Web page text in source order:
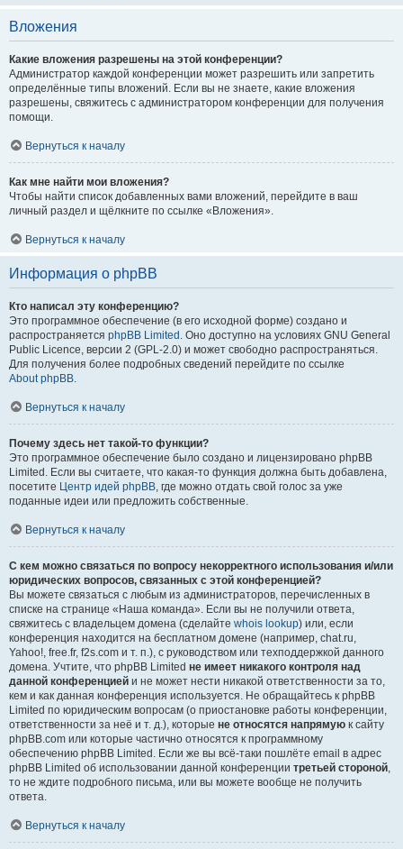
Вложения
Какие вложения разрешены на этой конференции?
Администратор каждой конференции может разрешить или запретить
определённые типы вложений. Если вы не знаете, какие вложения
разрешены, свяжитесь с администратором конференции для получения
помощи.
Вернуться к началу
Как мне найти мои вложения?
Чтобы найти список добавленных вами вложений, перейдите в ваш
личный раздел и щёлкните по ссылке «Вложения».
Вернуться к началу
Информация о phpBB
Кто написал эту конференцию?
Это программное обеспечение (в его исходной форме) создано и
распространяется phpBB Limited . Оно доступно на условиях GNU General
Public Licence, версии 2 (GPL-2.0) и может свободно распространяться.
Для получения более подробных сведений перейдите по ссылке
About phpBB.
Вернуться к началу
Почему здесь нет такой-то функции?
Это программное обеспечение было создано и лицензировано phpBB
Limited. Если вы считаете, что какая-то функция должна быть добавлена,
посетите Центр идей phpBB, где можно отдать свой голос за уже
поданные идеи или предложить собственные.
Вернуться к началу
С кем можно связаться по вопросу некорректного использования и/или
юридических вопросов, связанных с этой конференцией?
Вы можете связаться с любым из администраторов, перечисленных в
списке на странице «Наша команда». Если вы не получили ответа,
свяжитесь с владельцем домена (сделайте whois lookup) или, если
конференция находится на бесплатном домене (например, chat.ru,
Yahoo!, free.fr, f2s.com и т. п.), с руководством или техподдержкой данного
домена. Учтите, что phpBB Limited не имеет никакого контроля над
данной конференцией и не может нести никакой ответственности за то,
кем и как данная конференция используется. Не обращайтесь к phpBB
Limited по юридическим вопросам (о приостановке работы конференции,
ответственности за неё и т. д.), которые не относятся напрямую к сайту
phpBB.com или которые частично относятся к программному
обеспечению phpBB Limited. Если же вы всё-таки пошлёте email в адрес
phpBB Limited об использовании данной конференции третьей стороной,
то не ждите подробного письма, или вы можете вообще не получить
ответа.
Вернуться к началу